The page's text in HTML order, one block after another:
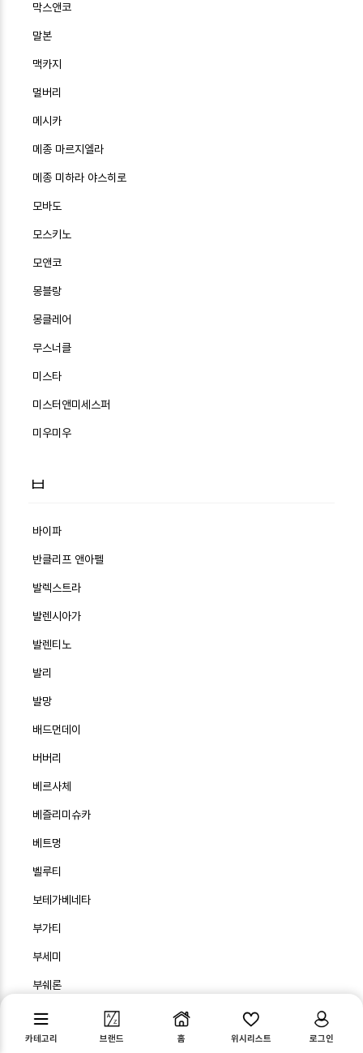
카테고리 브랜드 홈 위시리스트 로그인
막스앤코
말본
맥카지
멀버리
메시카
메종 마르지엘라
메종 미하라 야스히로
모바도
모스키노
모앤코
몽블랑
몽클레어
무스너클
미스타
미스터앤미세스퍼
미우미우
ㅂ
바이파
반클리프 앤아펠
발렉스트라
발렌시아가
발렌티노
발리
발망
배드먼데이
버버리
베르사체
베즐리미슈카
베트멍
벨루티
보테가베네타
부가티
부세미
부쉐론
부첼라티
불가리